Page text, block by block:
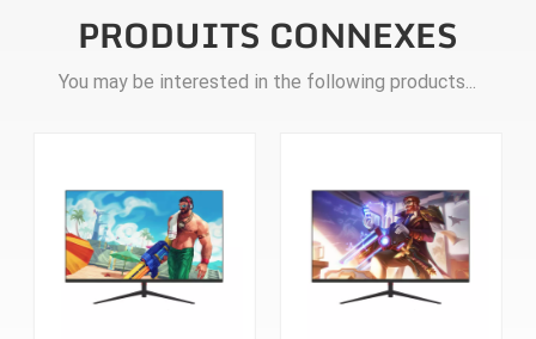
PRODUITS CONNEXES
You may be interested in the following products...